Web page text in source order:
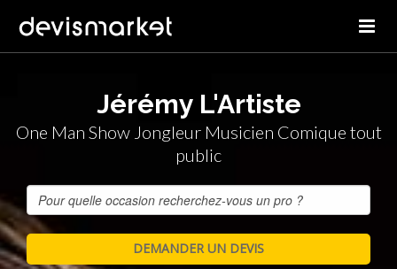
Jérémy L'Artiste
One Man Show Jongleur Musicien Comique tout
public